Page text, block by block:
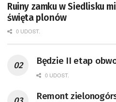
Ruiny zamku w Siedlisku
święta plonów
0 UDOST.
Będzie II etap
0 UDOST.
Remont